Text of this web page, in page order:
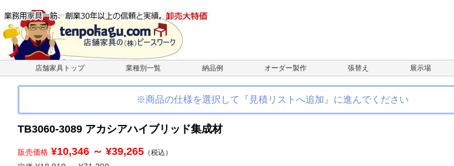
店舗家具トップ 業種別一覧 納品例 オーダー製作 張替え 展示場
※商品の仕様を選択して『見積リストへ追加』に進んでください
TB3060-3089 アカシアハイブリッド集成材
販売価格 ¥10,346 ～ ¥39,265 （税込）